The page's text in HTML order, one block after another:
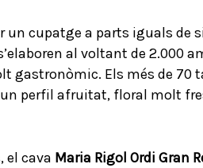
un cupatge a parts iguals de
al voltant de 2.000
gastronòmic. Els més de 70
perfil afruitat, floral molt
el cava Maria Rigol Ordi Gran